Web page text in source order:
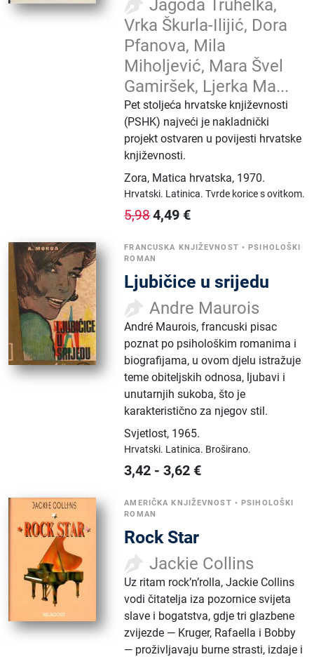
Jagoda Truhelka,
Vrka Škurla-Ilijić, Dora
Pfanova, Mila
Miholjević, Mara Švel
Gamiršek, Ljerka Ma...
Pet stoljeća hrvatske književnosti
(PSHK) najveći je nakladnički
projekt ostvaren u povijesti hrvatske
književnosti.
Zora, Matica hrvatska, 1970.
Hrvatski. Latinica.Tvrde korice s ovitkom.
5,984,49 €
FRANCUSKA KNJIŽEVNOST •PSIHOLOŠKI
ROMAN
Ljubičice u srijedu
Andre Maurois
André Maurois, francuski pisac
poznat po psihološkim romanima i
biografijama, u ovom djelu istražuje
teme obiteljskih odnosa, ljubavi i
unutarnjih sukoba, što je
karakteristično za njegov stil.
Svjetlost, 1965.
Hrvatski. Latinica. Broširano.
3,42 -3,62 €
AMERIČKA KNJIŽEVNOST •PSIHOLOŠKI
ROMAN
Rock Star
Jackie Collins
Uz ritam rock’n’rolla, Jackie Collins
vodi čitatelja iza pozornice svijeta
slave i bogatstva, gdje tri glazbene
zvijezde — Kruger, Rafaella i Bobby
— proživljavaju burne strasti, izdaje i